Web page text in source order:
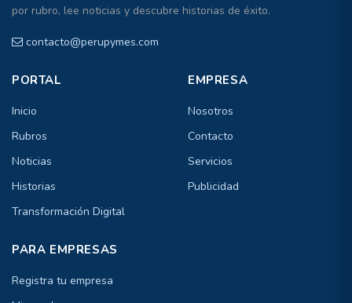
por rubro, lee noticias y descubre historias de éxito.
contacto@perupymes.com
PORTAL
Inicio
Rubros
Noticias
Historias
Transformación Digital
EMPRESA
Nosotros
Contacto
Servicios
Publicidad
PARA EMPRESAS
Registra tu empresa